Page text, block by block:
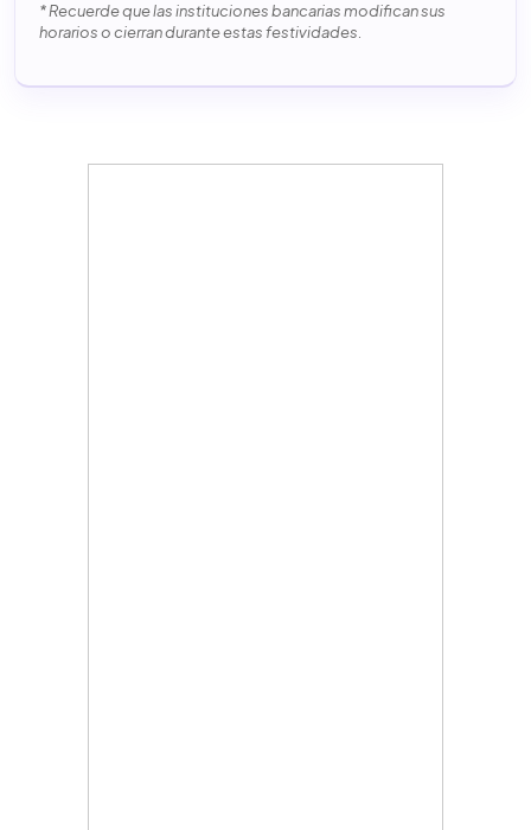
* Recuerde que las instituciones bancarias modifican sus
horarios o cierran durante estas festividades.